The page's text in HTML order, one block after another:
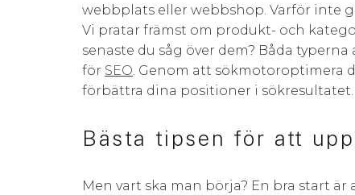
webbplats eller webbshop. Varför inte
Vi pratar främst om produkt- och
senaste du såg över dem? Båda
för SEO. Genom att sökmotoroptimera
förbättra dina positioner i sökresultatet.
Bästa tipsen för att
Men vart ska man börja? En bra start